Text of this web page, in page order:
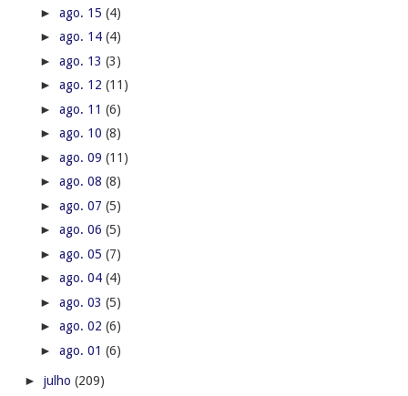
► ago. 15 (4)
► ago. 14 (4)
► ago. 13 (3)
► ago. 12 (11)
► ago. 11 (6)
► ago. 10 (8)
► ago. 09 (11)
► ago. 08 (8)
► ago. 07 (5)
► ago. 06 (5)
► ago. 05 (7)
► ago. 04 (4)
► ago. 03 (5)
► ago. 02 (6)
► ago. 01 (6)
► julho (209)